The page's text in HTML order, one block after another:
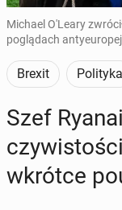
Michael O'Leary
poglądach
Brexit Polityka
Szef
wkrótce